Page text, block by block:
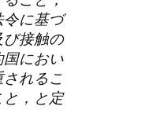
に基づ
び接触の
におい
れるこ
と，と定